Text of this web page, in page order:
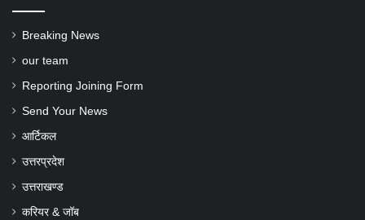
Breaking News
our team
Reporting Joining Form
Send Your News
आर्टिकल
उत्तरप्रदेश
उत्तराखण्ड
करियर & जॉब